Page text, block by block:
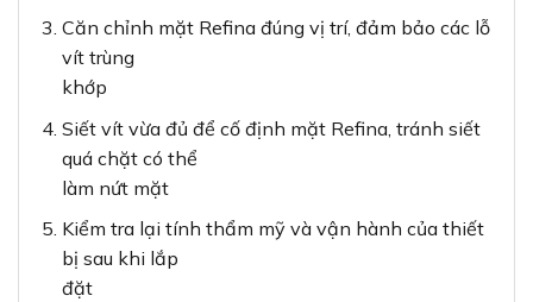
Căn chỉnh mặt Refina đúng vị trí, đảm bảo các lỗ
vít trùng
khớp
Siết vít vừa đủ để cố định mặt Refina, tránh siết
quá chặt có thể
làm nứt mặt
Kiểm tra lại tính thẩm mỹ và vận hành của thiết
bị sau khi lắp
đặt